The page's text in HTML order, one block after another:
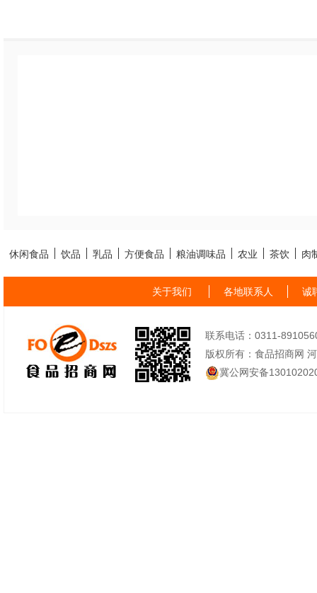
休闲食品 饮品 乳品 方便食品 粮油调味品 农业 茶饮 肉
关于我们 各地联系人 诚
联系电话：0311-
版权所有：食品招商网
冀公网安备